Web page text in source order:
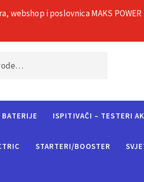
O nama
BATERIJE ISPITIVAČI – TESTERI
STARTERI/BOOSTER
i poslovnica MAKS POWER